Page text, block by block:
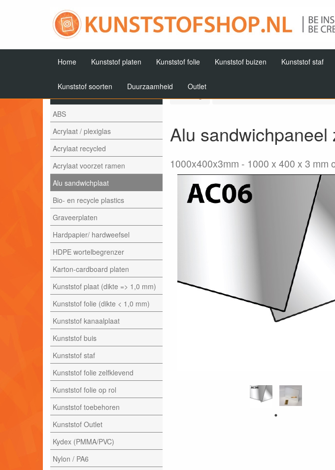
Home Kunststof platen Kunststof folie Kunststof buizen Kunststof staf
Kunststof soorten Duurzaamheid Outlet
ABS
Acrylaat / plexiglas
Acrylaat recycled
Acrylaat voorzet ramen
Alu sandwichplaat
Bio- en recycle plastics
Graveerplaten
Hardpapier/ hardweefsel
HDPE wortelbegrenzer
Karton-cardboard platen
Kunststof plaat (dikte => 1,0 mm)
Kunststof folie (dikte < 1,0 mm)
Kunststof kanaalplaat
Kunststof buis
Kunststof staf
Kunststof folie zelfklevend
Kunststof folie op rol
Kunststof toebehoren
Kunststof Outlet
Kydex (PMMA/PVC)
Nylon / PA6
Alu
1000x400x3mm 1000 x 400 x 3 mm